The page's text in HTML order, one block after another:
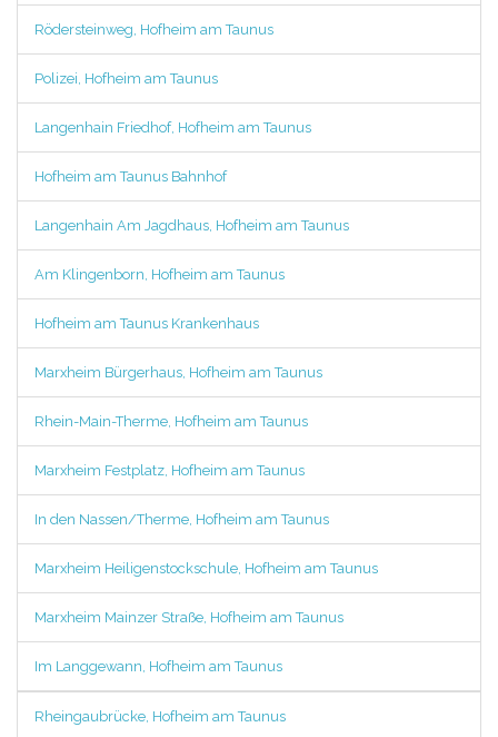
Rödersteinweg, Hofheim am Taunus
Polizei, Hofheim am Taunus
Langenhain Friedhof, Hofheim am Taunus
Hofheim am Taunus Bahnhof
Langenhain Am Jagdhaus, Hofheim am Taunus
Am Klingenborn, Hofheim am Taunus
Hofheim am Taunus Krankenhaus
Marxheim Bürgerhaus, Hofheim am Taunus
Rhein-Main-Therme, Hofheim am Taunus
Marxheim Festplatz, Hofheim am Taunus
In den Nassen/Therme, Hofheim am Taunus
Marxheim Heiligenstockschule, Hofheim am Taunus
Marxheim Mainzer Straße, Hofheim am Taunus
Im Langgewann, Hofheim am Taunus
Rheingaubrücke, Hofheim am Taunus